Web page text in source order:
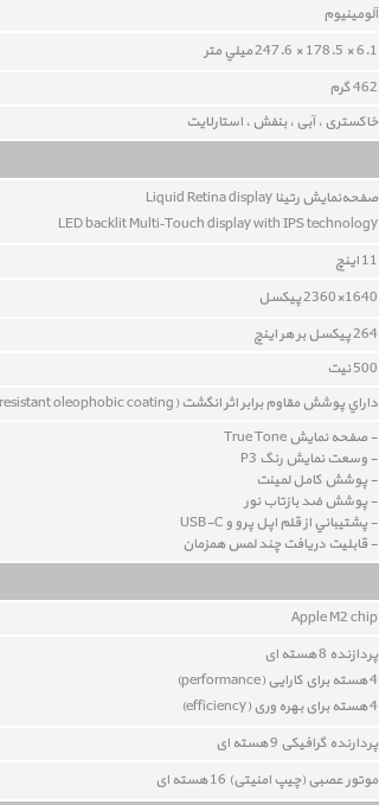
آلومينيوم
6.1 × 178.5 × 247.6 ميلي متر
462 گرم
خاکستری ، آبی ، بنفش ، استارلایت
صفحه‌نمايش رتينا Liquid Retina display
LED backlit Multi‑Touch display with IPS technology
11 اينچ
1640×2360 پيکسل
264 پيکسل بر هر اينچ
500 نیت
داراي پوشش مقاوم برابر اثر انگشت (Fingerprint-resistant oleophobic coating)
- صفحه نمايش True Tone
- وسعت نمايش رنگ P3
- پوشش کامل لمينت
- پوشش ضد بازتاب نور
- پشتيباني از قلم اپل پرو و USB-C
- قابليت دريافت چند لمس همزمان
Apple M2 chip
پردازنده 8 هسته ای
4 هسته برای کارایی (performance)
4 هسته برای بهره وری (
efficiency
)
پردارنده گرافیکی 9 هسته ای
موتور عصبی (چیپ امنیتی) 16 هسته ای